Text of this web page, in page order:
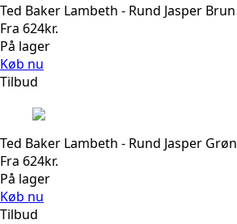
Ted Baker Lambeth - Rund Jasper Brun
Fra 624kr.
På lager
Køb nu
Tilbud
Ted Baker Lambeth - Rund Jasper Grøn
Fra 624kr.
På lager
Køb nu
Tilbud